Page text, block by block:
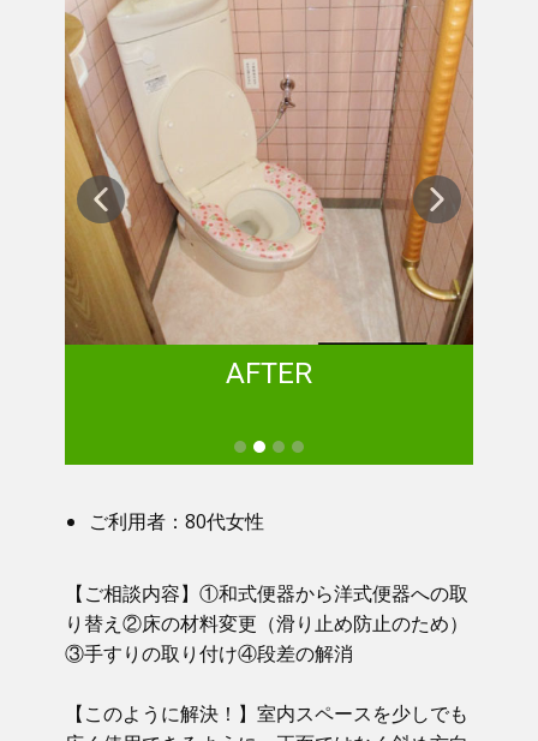
AFTER
ご利用者：80代女性
【ご相談内容】①​ 和式便器から洋式便器への取
り替え②床の材料変更（滑り止め防止のため）
③手すりの取り付け④段差の解消
【このように解決！】​​ 室内スペースを少しでも